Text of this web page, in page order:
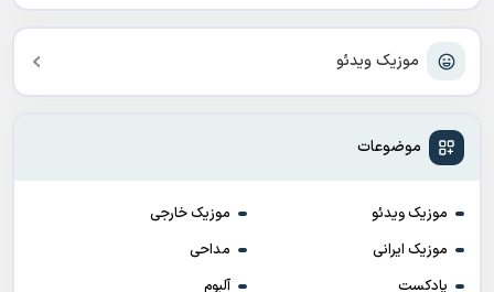
موزیک ویدئو
موضوعات
موزیک ویدئو
موزیک خارجی
موزیک ایرانی
مداحی
پادکست
آلبوم